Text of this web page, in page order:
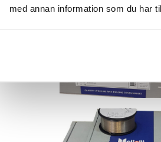
med annan information som du har